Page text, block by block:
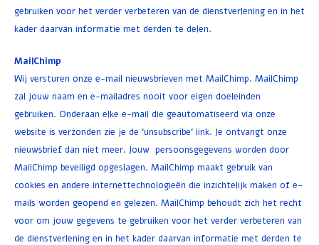
gebruiken voor het verder verbeteren van de dienstverlening en in het
kader daarvan informatie met derden te delen.
MailChimp
Wij versturen onze e-mail nieuwsbrieven met MailChimp. MailChimp
zal jouw naam en e-mailadres nooit voor eigen doeleinden
gebruiken. Onderaan elke e-mail die geautomatiseerd via onze
website is verzonden zie je de ‘unsubscribe’ link. Je ontvangt onze
nieuwsbrief dan niet meer. Jouw persoonsgegevens worden door
MailChimp beveiligd opgeslagen. MailChimp maakt gebruik van
cookies en andere internettechnologieën die inzichtelijk maken of e-
mails worden geopend en gelezen. MailChimp behoudt zich het recht
voor om jouw gegevens te gebruiken voor het verder verbeteren van
de dienstverlening en in het kader daarvan informatie met derden te